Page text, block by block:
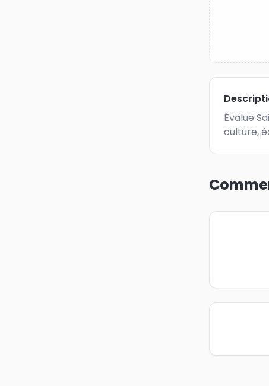
Évalue
culture,